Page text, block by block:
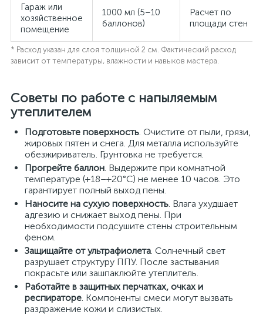
Гараж или
хозяйственное
помещение
1000 мл (5–10
баллонов)
Расчет по
площади стен
* Расход указан для слоя толщиной 2 см. Фактический расход
зависит от температуры, влажности и навыков мастера.
Советы по работе с напыляемым
утеплителем
Подготовьте поверхность. Очистите от пыли, грязи,
жировых пятен и снега. Для металла используйте
обезжириватель. Грунтовка не требуется.
Прогрейте баллон. Выдержите при комнатной
температуре (+18–+20°C) не менее 10 часов. Это
гарантирует полный выход пены.
Наносите на сухую поверхность. Влага ухудшает
адгезию и снижает выход пены. При
необходимости подсушите стены строительным
феном.
Защищайте от ультрафиолета. Солнечный свет
разрушает структуру ППУ. После застывания
покрасьте или зашпаклюйте утеплитель.
Работайте в защитных перчатках, очках и
респираторе. Компоненты смеси могут вызвать
раздражение кожи и слизистых.